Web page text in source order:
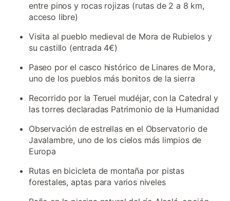
entre pinos y rocas rojizas (rutas de 2 a 8 km,
acceso libre)
Visita al pueblo medieval de Mora de Rubielos y
su castillo (entrada 4€)
Paseo por el casco histórico de Linares de Mora,
uno de los pueblos más bonitos de la sierra
Recorrido por la Teruel mudéjar, con la Catedral y
las torres declaradas Patrimonio de la Humanidad
Observación de estrellas en el Observatorio de
Javalambre, uno de los cielos más limpios de
Europa
Rutas en bicicleta de montaña por pistas
forestales, aptas para varios niveles